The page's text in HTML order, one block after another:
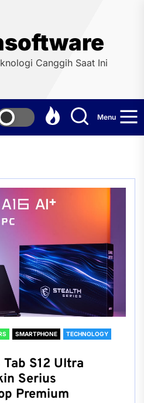
Canggih Saat Ini
Menu
SMARTPHONE
TECHNOLOGY
S12 Ultra
Serius
Premium